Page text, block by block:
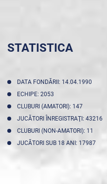
STATISTICA
DATA FONDĂRII: 14.04.1990
ECHIPE: 2053
CLUBURI (AMATORI): 147
JUCĂTORI ÎNREGISTRAŢI: 43216
CLUBURI (NON-AMATORI): 11
JUCĂTORI SUB 18 ANI: 17987